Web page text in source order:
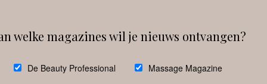
Follow on Instagram
welke magazines wil je nieuws ontvangen?
De Beauty Professional Massage Magazine